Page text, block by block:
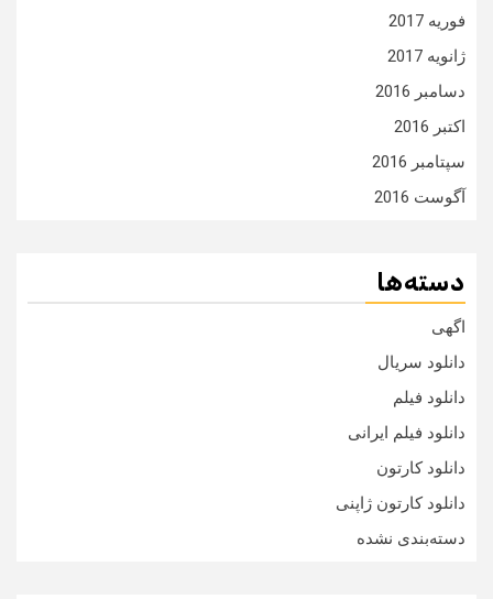
فوریه 2017
ژانویه 2017
دسامبر 2016
اکتبر 2016
سپتامبر 2016
آگوست 2016
دسته‌ها
اگهی
دانلود سریال
دانلود فیلم
دانلود فیلم ایرانی
دانلود کارتون
دانلود کارتون ژاپنی
دسته‌بندی نشده